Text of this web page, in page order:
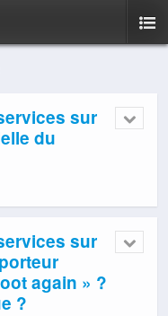
sur
du
sur
again » ?
?